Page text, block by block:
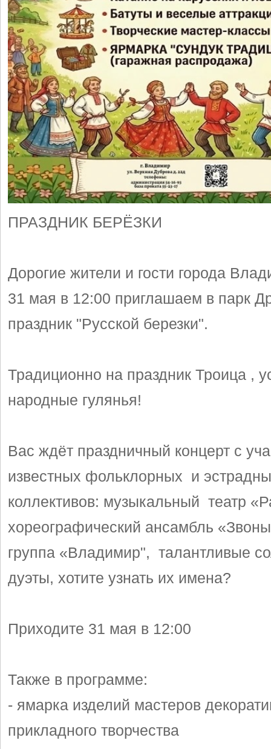
ПРАЗДНИК БЕРЁЗКИ
Дорогие жители и гости города
31 мая в 12:00 приглашаем в парк
праздник "Русской березки".
Традиционно на праздник Троица ,
народные гулянья!
Вас ждёт праздничный концерт с
известных фольклорных и
коллективов: музыкальный театр
хореографический ансамбль
группа «Владимир", талантливые
дуэты, хотите узнать их имена?
Приходите 31 мая в 12:00
Также в программе:
- ямарка изделий мастеров
прикладного творчества